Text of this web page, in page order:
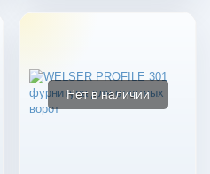
Нет в наличии